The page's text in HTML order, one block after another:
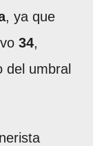
, ya que
34,
del umbral